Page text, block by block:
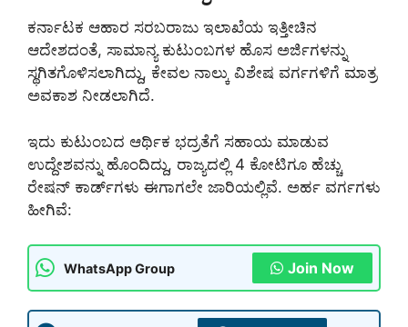
ಕರ್ನಾಟಕ ಆಹಾರ ಸರಬರಾಜು ಇಲಾಖೆಯ ಇತ್ತೀಚಿನ
ಆದೇಶದಂತೆ, ಸಾಮಾನ್ಯ ಕುಟುಂಬಗಳ ಹೊಸ ಅರ್ಜಿಗಳನ್ನು
ಸ್ಥಗಿತಗೊಳಿಸಲಾಗಿದ್ದು, ಕೇವಲ ನಾಲ್ಕು ವಿಶೇಷ ವರ್ಗಗಳಿಗೆ ಮಾತ್ರ
ಅವಕಾಶ ನೀಡಲಾಗಿದೆ.
ಇದು ಕುಟುಂಬದ ಆರ್ಥಿಕ ಭದ್ರತೆಗೆ ಸಹಾಯ ಮಾಡುವ
ಉದ್ದೇಶವನ್ನು ಹೊಂದಿದ್ದು, ರಾಜ್ಯದಲ್ಲಿ 4 ಕೋಟಿಗೂ ಹೆಚ್ಚು
ರೇಷನ್ ಕಾರ್ಡ್‌ಗಳು ಈಗಾಗಲೇ ಜಾರಿಯಲ್ಲಿವೆ. ಅರ್ಹ ವರ್ಗಗಳು
ಹೀಗಿವೆ:
WhatsApp Group Join Now